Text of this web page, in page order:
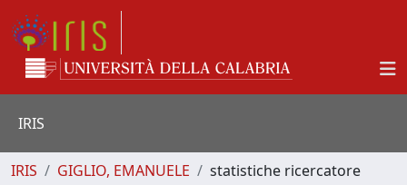
IRIS
IRIS GIGLIO, EMANUELE statistiche ricercatore